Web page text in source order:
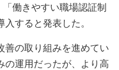
働きやすい職場認証制
すると発表した。
の取り組みを進めてい
の運用だったが、より高